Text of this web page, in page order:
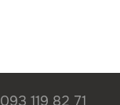
093 119 82 71